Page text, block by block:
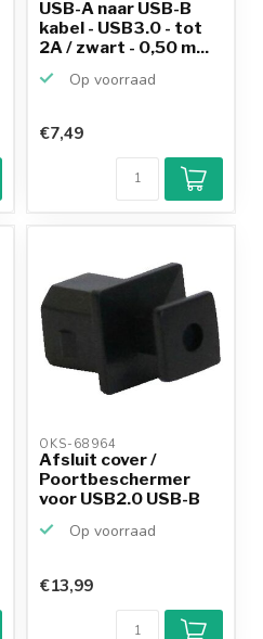
USB-A naar USB-B
kabel - USB3.0 - tot
2A / zwart - 0,50 m...
Op voorraad
9,2/10
Achteraf
betalen mogelijk
€7,49
OKS-68964
Afsluit cover /
Poortbeschermer
voor USB2.0 USB-B
Op voorraad
€13,99